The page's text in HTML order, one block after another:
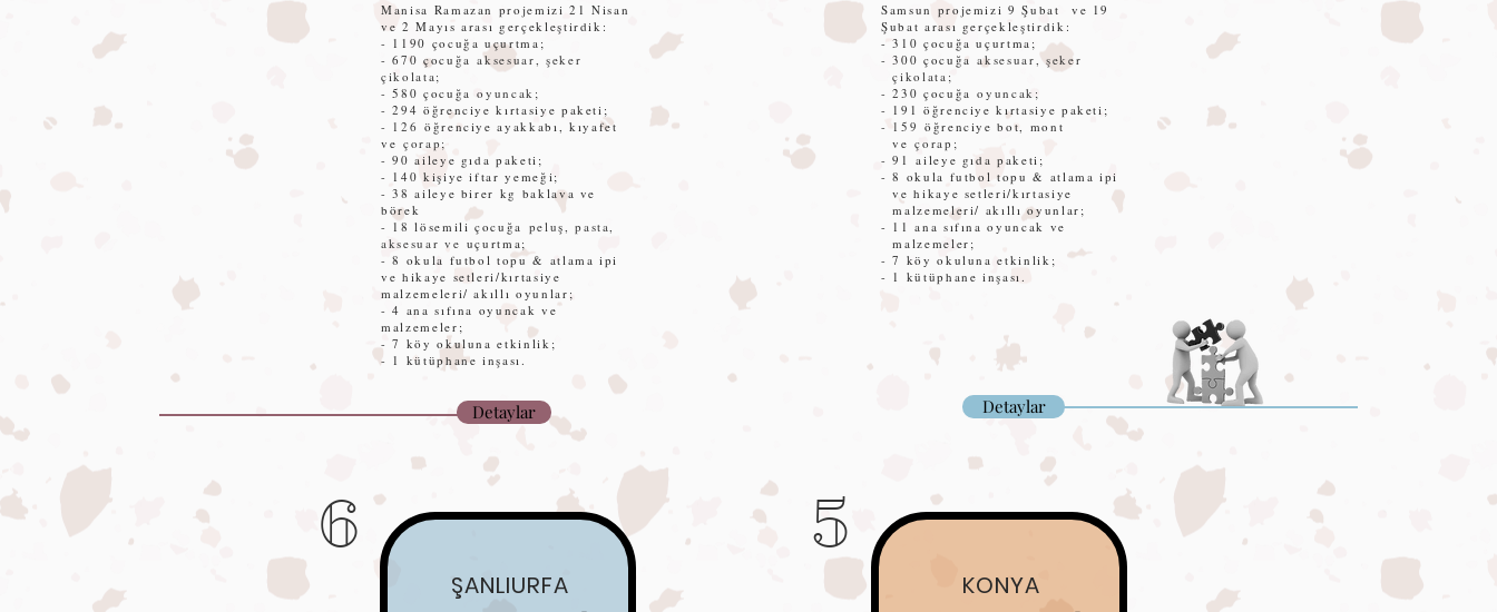
Manisa Ramazan projemizi 21 Nisan
ve 2 Mayıs arası gerçekleştirdik:
- 1190 çocuğa uçurtma;
- 670 çocuğa aksesuar, şeker
çikolata;
- 580 çocuğa oyuncak;
- 294 öğrenciye kırtasiye paketi;
- 126 öğrenciye ayakkabı, kıyafet
ve çorap;
- 90 aileye gıda paketi;
- 140 kişiye iftar yemeği;
- 38 aileye birer kg baklava ve
börek
- 18 lösemili çocuğa peluş, pasta,
aksesuar ve uçurtma;
- 8 okula futbol topu & atlama ipi
ve hikaye setleri/kırtasiye
malzemeleri/ akıllı oyunlar;
- 4 ana sıfına oyuncak ve
malzemeler;
- 7 köy okuluna etkinlik;
- 1 kütüphane inşası.
Detaylar
6
ŞANLIURFA
Samsun projemizi 9 Şubat ve 19
Şubat arası gerçekleştirdik:
- 310 çocuğa uçurtma;
- 300 çocuğa aksesuar, şeker
çikolata;
- 230 çocuğa oyuncak;
- 191 öğrenciye kırtasiye paketi;
- 159 öğrenciye bot, mont
veçorap;
- 91 aileye gıda paketi;
- 8 okula futbol topu & atlama ipi
ve hikaye setleri/kırtasiye
malzemeleri/ akıllı oyunlar;
- 11 ana sıfına oyuncak ve
malzemeler;
- 7 köy okuluna etkinlik;
- 1 kütüphane inşası.
Detaylar
5
KONYA